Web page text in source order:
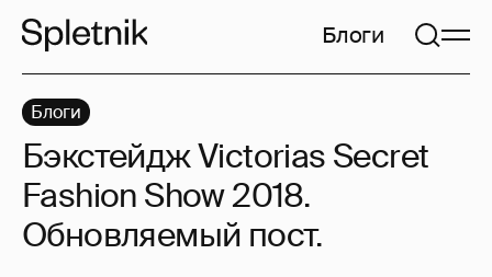
Блоги
Блоги
Бэкстейдж Victorias Secret
Fashion Show 2018.
Обновляемый пост.